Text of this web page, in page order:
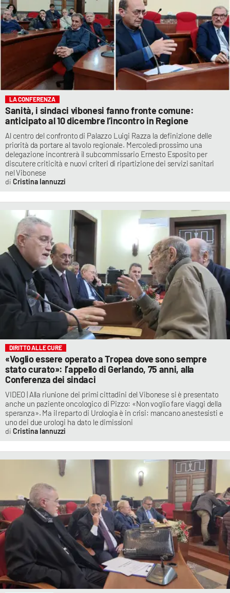
LA CONFERENZA
Sanità, i sindaci vibonesi fanno fronte comune:
anticipato al 10 dicembre l’incontro in Regione
Al centro del confronto di Palazzo Luigi Razza la definizione delle
priorità da portare al tavolo regionale. Mercoledì prossimo una
delegazione incontrerà il subcommissario Ernesto Esposito per
discutere criticità e nuovi criteri di ripartizione dei servizi sanitari
nel Vibonese
Cristina Iannuzzi
DIRITTO ALLE CURE
«Voglio essere operato a Tropea dove sono sempre
stato curato»: l’appello di Gerlando, 75 anni, alla
Conferenza dei sindaci
VIDEO | Alla riunione dei primi cittadini del Vibonese si è presentato
anche un paziente oncologico di Pizzo: «Non voglio fare viaggi della
speranza». Ma il reparto di Urologia è in crisi: mancano anestesisti e
uno dei due urologi ha dato le dimissioni
Cristina Iannuzzi